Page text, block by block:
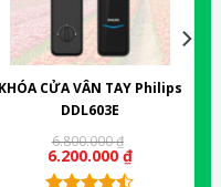
KHÓA CỬA VÂN TAY Philips
6.800.000₫
Giá
gốc
là:
6.800.000 ₫.
6.200.000
Giá
hiện
tại
là:
6.200.000 ₫.